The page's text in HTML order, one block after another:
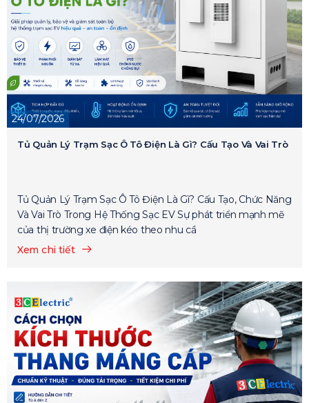
24/07/2026
Tủ Quản Lý Trạm Sạc Ô Tô Điện Là Gì? Cấu Tạo Và Vai Trò
Tủ Quản Lý Trạm Sạc Ô Tô Điện Là Gì? Cấu Tạo, Chức Năng
Và Vai Trò Trong Hệ Thống Sạc EV Sự phát triển mạnh mẽ
của thị trường xe điện kéo theo nhu cầ
Xem chi tiết